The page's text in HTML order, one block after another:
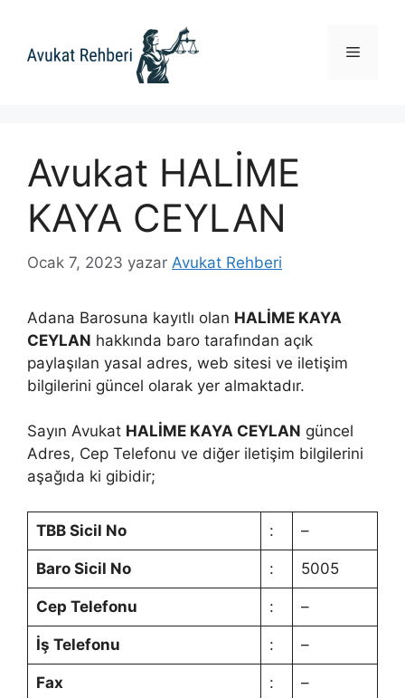
Menü
Avukat HALİME
KAYA CEYLAN
Ocak 7, 2023 yazar Avukat Rehberi
Adana Barosuna kayıtlı olan HALİME KAYA
CEYLAN hakkında baro tarafından açık
paylaşılan yasal adres, web sitesi ve iletişim
bilgilerini güncel olarak yer almaktadır.
Sayın Avukat HALİME KAYA CEYLAN güncel
Adres, Cep Telefonu ve diğer iletişim bilgilerini
aşağıda ki gibidir;
TBB Sicil No : –
Baro Sicil No : 5005
Cep Telefonu : –
İş Telefonu : –
Fax : –